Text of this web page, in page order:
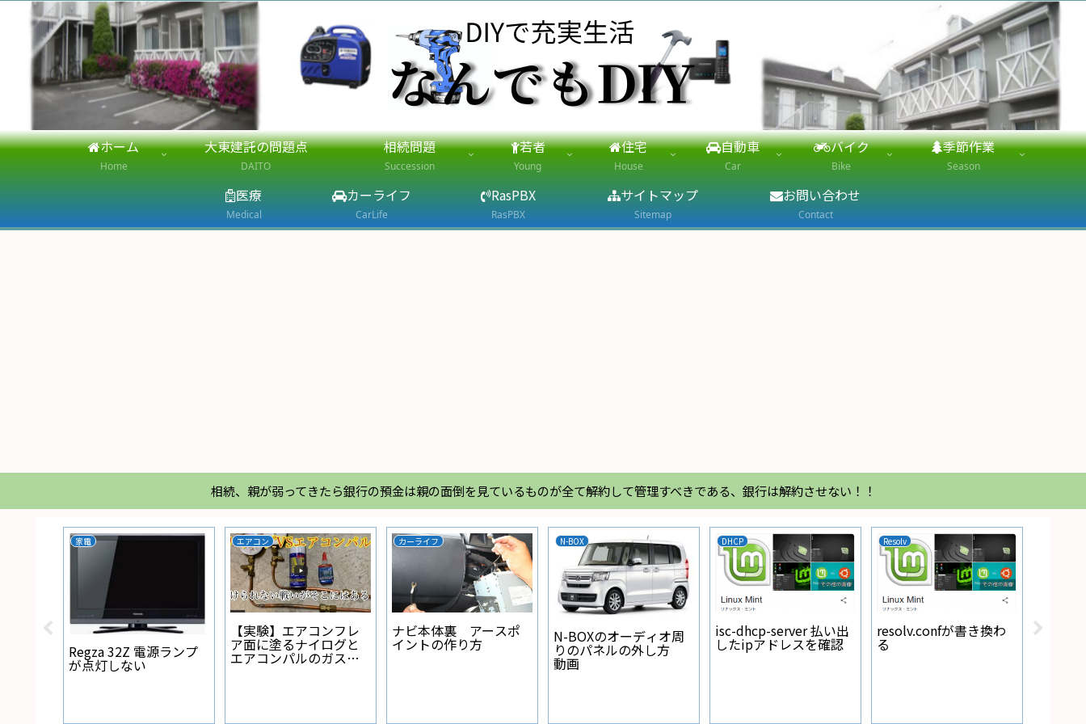
ホーム
Home
大東建託の問題点
DAITO
相続問題
Succession
若者
Young
住宅
House
自動車
Car
バイク
Bike
季節作業
Season
医療
Medical
カーライフ
CarLife
RasPBX
RasPBX
サイトマップ
Sitemap
お問い合わせ
Contact
相続、親が弱ってきたら銀行の預金は親の面倒を見ているものが全て解約して管理すべきである、銀行は解約させない！！
家電
Regza 32Z 電源ランプ
が点灯しない
エアコン
【実験】エアコンフレ
ア面に塗るナイログと
エアコンパルのガス漏
カーライフ
ナビ本体裏 アースポ
イントの作り方
N-BOX
N-BOXのオーディオ周
りのパネルの外し方
動画
DHCP
isc-dhcp-server 払い出
したipアドレスを確認
Resolv
resolv.confが書き換わ
る